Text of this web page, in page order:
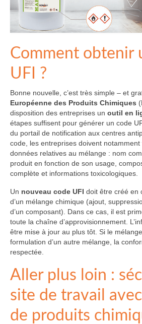
Comment obtenir
UFI ?
Bonne nouvelle, c’est très simple – et
Européenne des Produits Chimiques
disposition des entreprises un outil en
étapes suffisent pour générer un code
du portail de notification aux centres
code, les entreprises doivent
données relatives au mélange : nom
produit en fonction de son usage,
complète et informations toxicologiques.
Un nouveau code UFI doit être créé en
d’un mélange chimique (ajout,
d’un composant). Dans ce cas, il est
toute la chaîne d’approvisionnement.
être mise à jour au plus tôt. Si le
formulation d’un autre mélange, la
respectée.
Aller plus loin :
site de travail
de produits